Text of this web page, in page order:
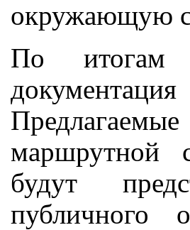
окружающую
По итогам
маршрутной
будут
публичного